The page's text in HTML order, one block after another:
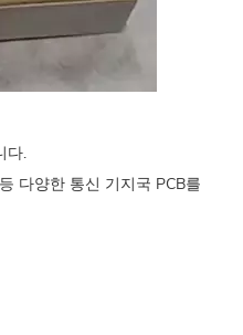
다.
다양한 통신 기지국 PCB를